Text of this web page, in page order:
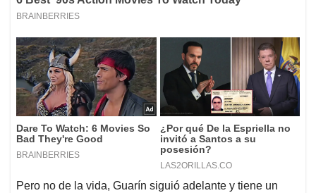
Pero no de la vida, Guarín siguió adelante y tiene un